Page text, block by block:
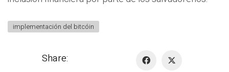
implementación del bitcóin
Share: